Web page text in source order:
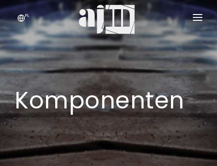
PL
PRZEDSIĘBIORSTWO
USŁUGI I PRODUKTY ›
JAKOŚĆ
KONTAKT
Komponenten